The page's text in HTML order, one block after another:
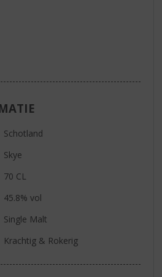
Schotland
Skye
70 CL
45.8% vol
Single Malt
Krachtig & Rokerig